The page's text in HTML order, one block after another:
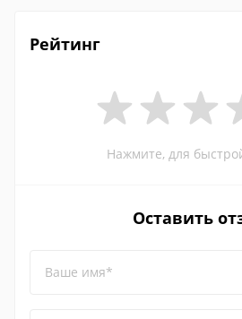
Рейтинг
Нажмите, для
Оставить
Ваше имя*